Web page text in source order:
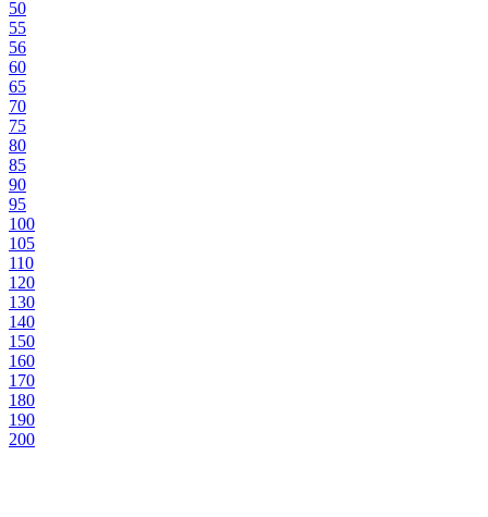
50
55
56
60
65
70
75
80
85
90
95
100
105
110
120
130
140
150
160
170
180
190
200